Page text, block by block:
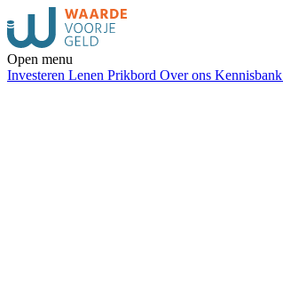
Open menu
Investeren Lenen Prikbord Over ons Kennisbank